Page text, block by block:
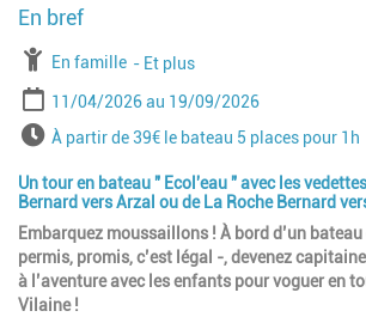
À partir de
En famille Jusqu'à l'age de
Et plus
Période
Date de début
11/04/2026 Date de fin
19/09/2026
HorairesÀ partir de 39€ le bateau 5 places pour 1h
Un tour en bateau " Ecol'eau " avec les
Bernard vers Arzal ou de La Roche Bernard
Embarquez moussaillons ! À bord d’un
permis, promis, c’est légal -, devenez
à l’aventure avec les enfants pour voguer en
Vilaine !